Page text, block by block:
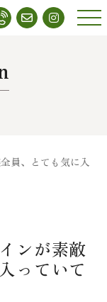
メニ
員、とても気に入
ンが素敵
っていて